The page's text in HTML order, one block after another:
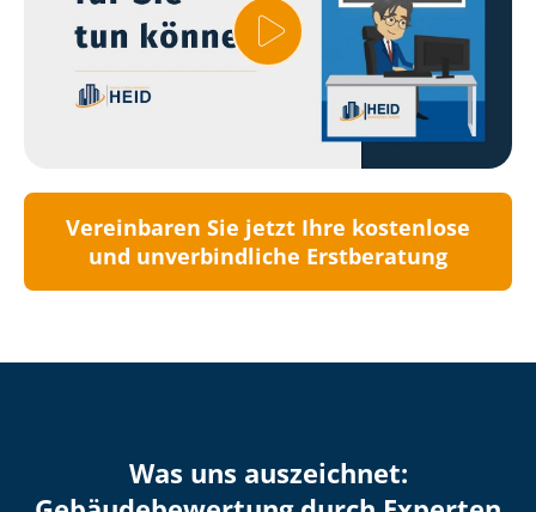
Vereinbaren Sie jetzt Ihre kostenlose
und unverbindliche Erstberatung
Was uns auszeichnet: